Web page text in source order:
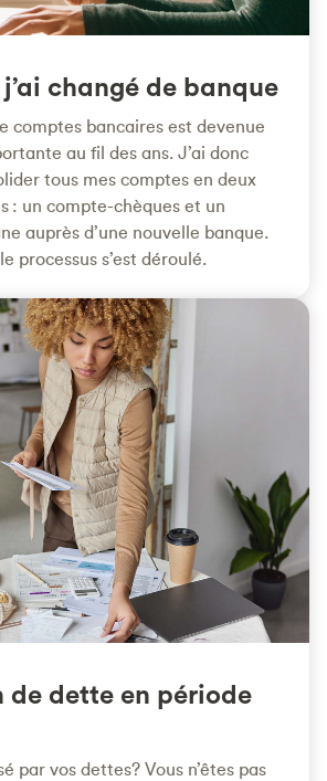
changé de banque
comptes bancaires est devenue
au fil des ans. J’ai donc
tous mes comptes en deux
: un compte-chèques et un
auprès d’une nouvelle banque.
processus s’est déroulé.
de dette en période
par vos dettes? Vous n’êtes pas